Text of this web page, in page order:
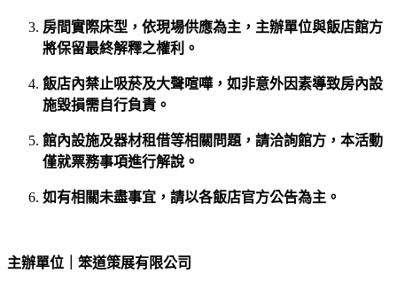
房間實際床型，依現場供應為主，主辦單位與飯店館方
將保留最終解釋之權利。
飯店內禁止吸菸及大聲喧嘩，如非意外因素導致房內設
施毀損需自行負責。
館內設施及器材租借等相關問題，請洽詢館方，本活動
僅就票務事項進行解說。
如有相關未盡事宜，請以各飯店官方公告為主。
主辦單位｜笨道策展有限公司